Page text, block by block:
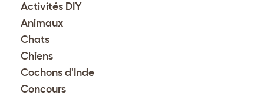
Activités DIY
Animaux
Chats
Chiens
Cochons d'Inde
Concours